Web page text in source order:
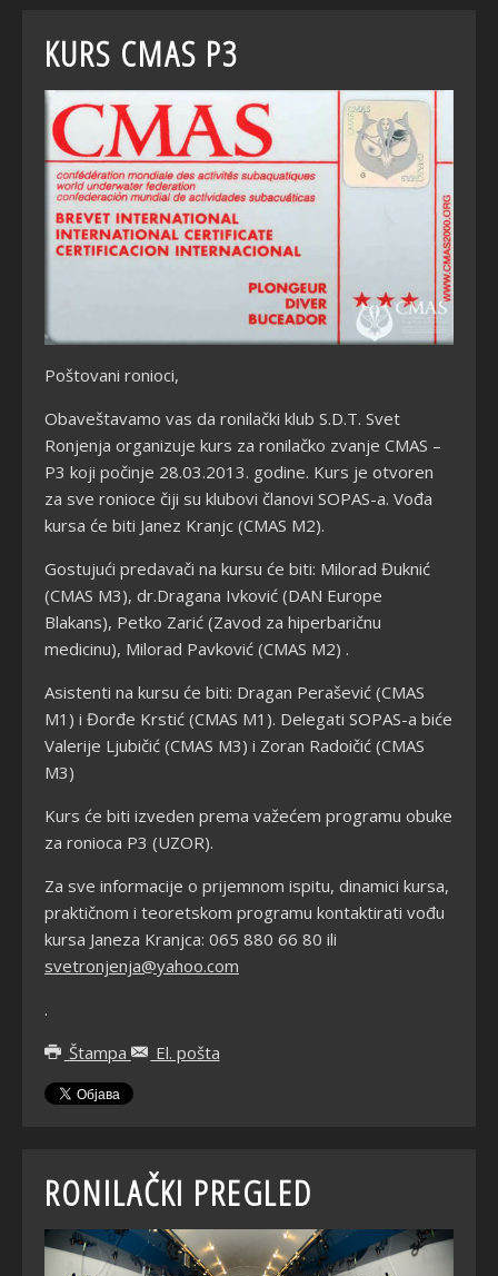
KURS CMAS P3
Poštovani ronioci,
Obaveštavamo vas da ronilački klub S.D.T. Svet
Ronjenja organizuje kurs za ronilačko zvanje CMAS –
P3 koji počinje 28.03.2013. godine. Kurs je otvoren
za sve ronioce čiji su klubovi članovi SOPAS-a. Vođa
kursa će biti Janez Kranjc (CMAS M2).
Gostujući predavači na kursu će biti: Milorad Đuknić
(CMAS M3), dr.Dragana Ivković (DAN Europe
Blakans), Petko Zarić (Zavod za hiperbaričnu
medicinu), Milorad Pavković (CMAS M2) .
Asistenti na kursu će biti: Dragan Perašević (CMAS
M1) i Đorđe Krstić (CMAS M1). Delegati SOPAS-a biće
Valerije Ljubičić (CMAS M3) i Zoran Radoičić (CMAS
M3)
Kurs će biti izveden prema važećem programu obuke
za ronioca P3 (UZOR).
Za sve informacije o prijemnom ispitu, dinamici kursa,
praktičnom i teoretskom programu kontaktirati vođu
kursa Janeza Kranjca: 065 880 66 80 ili
svetronjenja@yahoo.com
.
Štampa
El. pošta
RONILAČKI PREGLED